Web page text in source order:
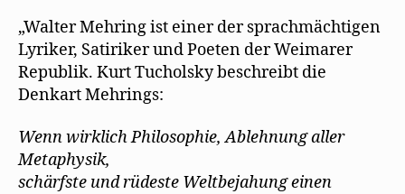
untersucht
ihrer
Dissertation
„Walter Mehring ist einer der sprachmächtigen
Lyriker, Satiriker und Poeten der Weimarer
Republik. Kurt Tucholsky beschreibt die
Denkart Mehrings:
Wenn wirklich Philosophie, Ablehnung aller
Metaphysik,
schärfste und rüdeste Weltbejahung einen